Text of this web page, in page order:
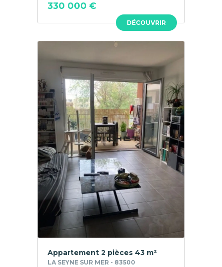
DÉCOUVRIR
330 000 €
Appartement 2 pièces 43 m²
LA SEYNE SUR MER - 83500